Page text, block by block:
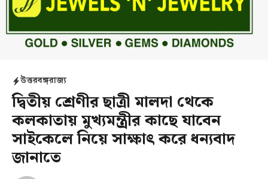
উত্তরবঙ্গরাজ্য
দ্বিতীয় শ্রেণীর ছাত্রী মালদা থেকে
কলকাতায় মুখ্যমন্ত্রীর কাছে যাবেন
সাইকেলে নিয়ে সাক্ষাৎ করে ধন্যবাদ
জানাতে